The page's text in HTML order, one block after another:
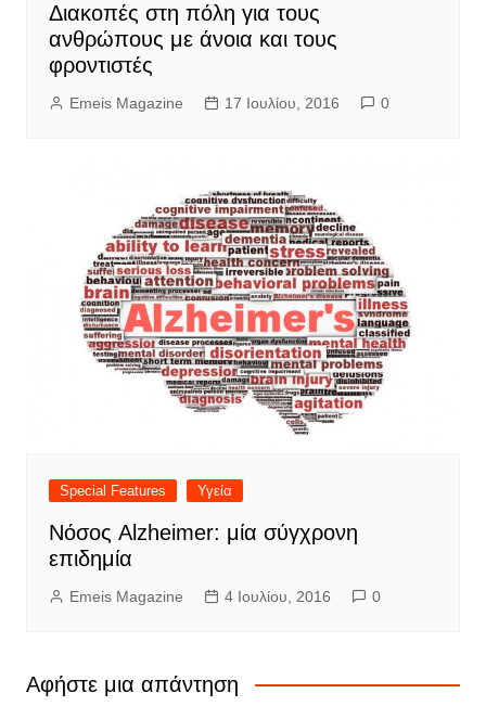
Διακοπές στη πόλη για τους
ανθρώπους με άνοια και τους
φροντιστές
Emeis Magazine 17 Ιουλίου, 2016 0
Special Features Υγεία
Νόσος Alzheimer: μία σύγχρονη
επιδημία
Emeis Magazine 4 Ιουλίου, 2016 0
Αφήστε μια απάντηση